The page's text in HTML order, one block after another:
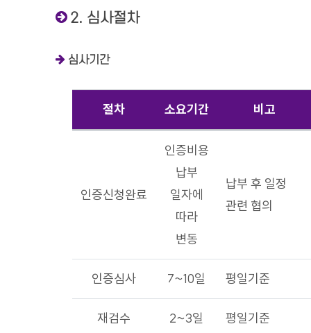
2. 심사절차
심사기간
심사기간 - 절차, 소요기간, 비고로 구성
절차 소요기간 비고
인증신청완료
인증비용
납부
일자에
따라
변동
납부 후 일정
관련 협의
인증심사 7~10일 평일기준
재검수 2~3일 평일기준